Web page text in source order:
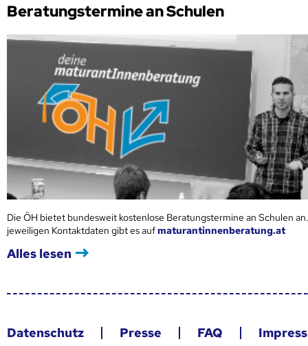
Beratungstermine an Schulen
Die ÖH bietet bundesweit kostenlose Beratungstermine an Schulen
jeweiligen Kontaktdaten gibt es aufmaturantinnenberatung.at
Alles lesen
Datenschutz Presse FAQ